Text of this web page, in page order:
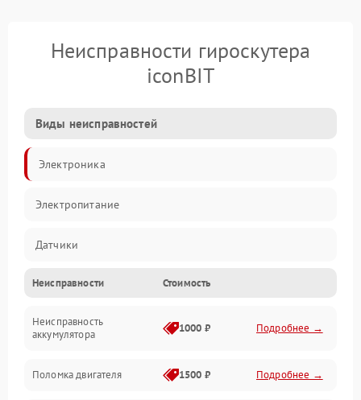
Неисправности гироскутера
iconBIT
Виды неисправностей
Электроника
Электропитание
Датчики
Привод
Механические повреждения
Неисправности Стоимость
Неисправность
аккумулятора
1000 ₽ Подробнее →
Поломка двигателя 1500 ₽ Подробнее →